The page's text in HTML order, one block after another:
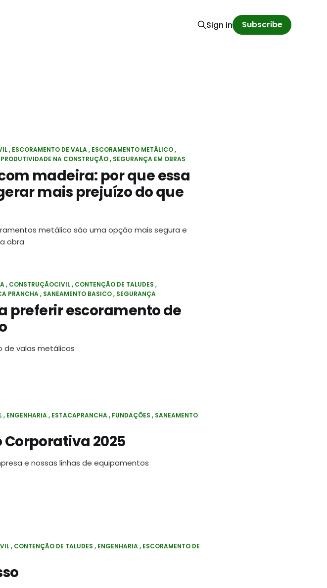
Sign in Subscribe
ESCORAMENTO DE VALA ESCORAMENTO METÁLICO
PRODUTIVIDADE NA CONSTRUÇÃO SEGURANÇA EM OBRAS
madeira: por que essa
mais prejuízo do que
metálico são uma opção mais segura e
obra
CONSTRUÇÃOCIVIL CONTENÇÃO DE TALUDES
PRANCHA SANEAMENTO BASICO SEGURANÇA
preferir escoramento de
de valas metálicos
ENGENHARIA ESTACAPRANCHA FUNDAÇÕES
SANEAMENTO
2025
e nossas linhas de equipamentos
CONTENÇÃO DE TALUDES ENGENHARIA ESCORAMENTO DE